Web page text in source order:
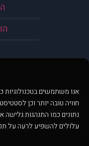
חוויה טובה יותר וכן
נתונים כמו התנהגות גלישה
עלולים להשפיע לרעה על